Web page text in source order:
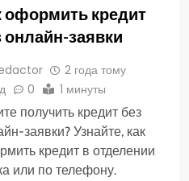
оформить кредит
онлайн-заявки
2 года тому
0 1 минуты
получить кредит без
заявки? Узнайте, как
кредит в отделении
или по телефону.